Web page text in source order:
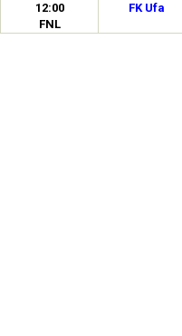
12:00
FNL
FK Ufa